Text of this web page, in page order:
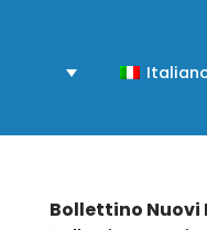
Bollettino Nuovi